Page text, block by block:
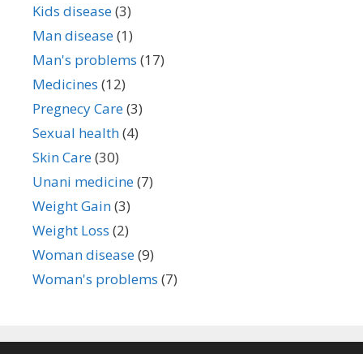
Kids disease(3)
Man disease(1)
Man's problems (17)
Medicines (12)
Pregnecy Care(3)
Sexual health(4)
Skin Care(30)
Unani medicine(7)
Weight Gain(3)
Weight Loss (2)
Woman disease(9)
Woman's problems (7)